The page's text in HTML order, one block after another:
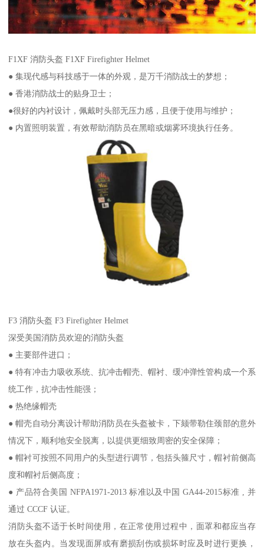
F1XF 消防头盔 F1XF Firefighter Helmet
● 集现代感与科技感于一体的外观，是万千消防战士的梦想；
● 香港消防战士的贴身卫士；
●很好的内衬设计，佩戴时头部无压力感，且便于使用与维护；
● 内置照明装置，有效帮助消防员在黑暗或烟雾环境执行任务。
F3 消防头盔 F3 Firefighter Helmet
深受美国消防员欢迎的消防头盔
● 主要部件进口；
● 特有冲击力吸收系统、抗冲击帽壳、帽衬、缓冲弹性管构成一个系
统工作，抗冲击性能强；
● 热绝缘帽壳
● 帽壳自动分离设计帮助消防员在头盔被卡，下颏带勒住颈部的意外
情况下，顺利地安全脱离，以提供更细致周密的安全保障；
● 帽衬可按照不同用户的头型进行调节，包括头箍尺寸，帽衬前侧高
度和帽衬后侧高度；
● 产品符合美国 NFPA1971-2013 标准以及中国 GA44-2015标准 , 并
通过 CCCF 认证。
消防头盔不适于长时间使用，在正常使用过程中，面罩和都应当存
放在头盔内。当发现面屏或有磨损刮伤或损坏时应及时进行更换，